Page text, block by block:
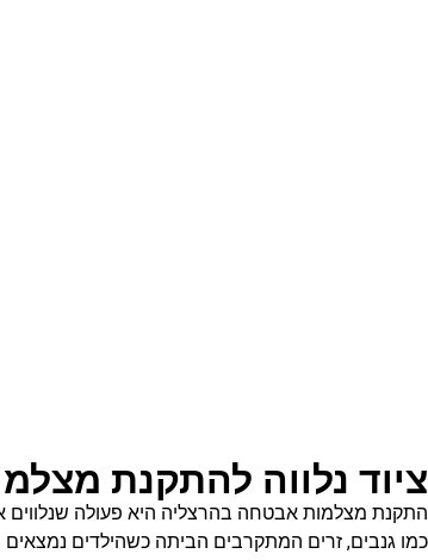
ציוד נלווה להתקנת
התקנת מצלמות אבטחה בהרצליה היא פעולה
כמו גנבים, זרים המתקרבים הביתה כשהילדים נמצאים